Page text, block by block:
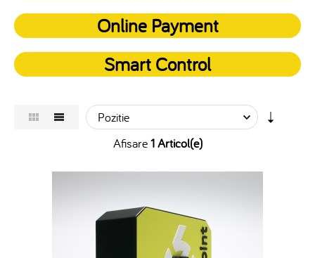
Online Payment
Smart Control
Afisare1 Articol(e)